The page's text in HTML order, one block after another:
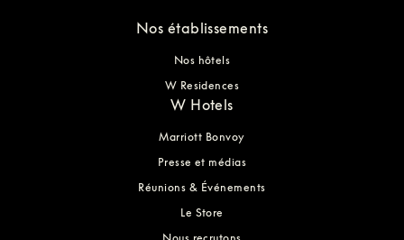
Nos établissements
Nos hôtels
W Residences
W Hotels
Marriott Bonvoy
Presse et médias
Réunions & Événements
Le Store